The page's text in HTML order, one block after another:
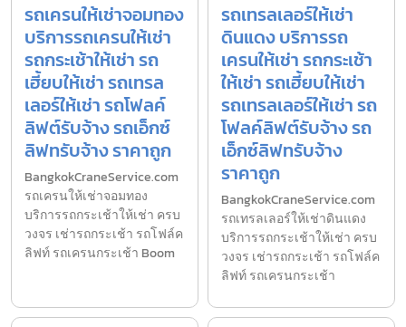
รถเครนให้เช่าจอมทอง
บริการรถเครนให้เช่า
รถกระเช้าให้เช่า รถ
เฮี้ยบให้เช่า รถเทรล
เลอร์ให้เช่า รถโฟลค์
ลิฟต์รับจ้าง รถเอ็กซ์
ลิฟทรับจ้าง ราคาถูก
BangkokCraneService.com
รถเครนให้เช่าจอมทอง
บริการรถกระเช้าให้เช่า ครบ
วงจร เช่ารถกระเช้า รถโฟล์ค
ลิฟท์ รถเครนกระเช้า Boom
รถเทรลเลอร์ให้เช่า
ดินแดง บริการรถ
เครนให้เช่า รถกระเช้า
ให้เช่า รถเฮี้ยบให้เช่า
รถเทรลเลอร์ให้เช่า รถ
โฟลค์ลิฟต์รับจ้าง รถ
เอ็กซ์ลิฟทรับจ้าง
ราคาถูก
BangkokCraneService.com
รถเทรลเลอร์ให้เช่าดินแดง
บริการรถกระเช้าให้เช่า ครบ
วงจร เช่ารถกระเช้า รถโฟล์ค
ลิฟท์ รถเครนกระเช้า